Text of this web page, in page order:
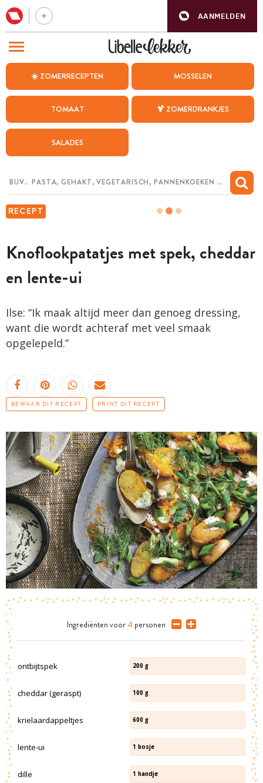
AANMELDEN
☀️ ZOMERRECEPTEN MOSSELEN
TOMAAT 🍹 ZOMERDRANKJES
SALADES
RECEPT
Knoflookpatatjes met spek, cheddar
en lente-ui
Ilse: “Ik maak altijd meer dan genoeg dressing,
want die wordt achteraf met veel smaak
opgelepeld.”
BEWAAR DIT RECEPT PRINT DIT RECEPT
Ingrediënten voor 4 personen
ontbijtspek 200 g
cheddar (geraspt) 100 g
krielaardappeltjes 600 g
lente-ui 1 bosje
dille 1 handje
BEZOEK ONZE ANDERE WEBSITES
WEEKMENU
CHAT MET MAIA
MIJN BEWAARDE RECEPTEN